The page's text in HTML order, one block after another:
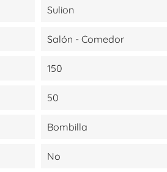
Sulion
Salón - Comedor
150
50
Bombilla
No